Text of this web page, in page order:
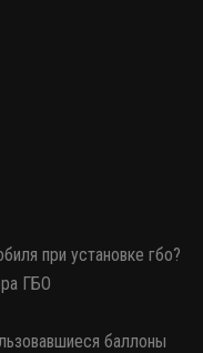
при установке гбо?
ГБО
баллоны